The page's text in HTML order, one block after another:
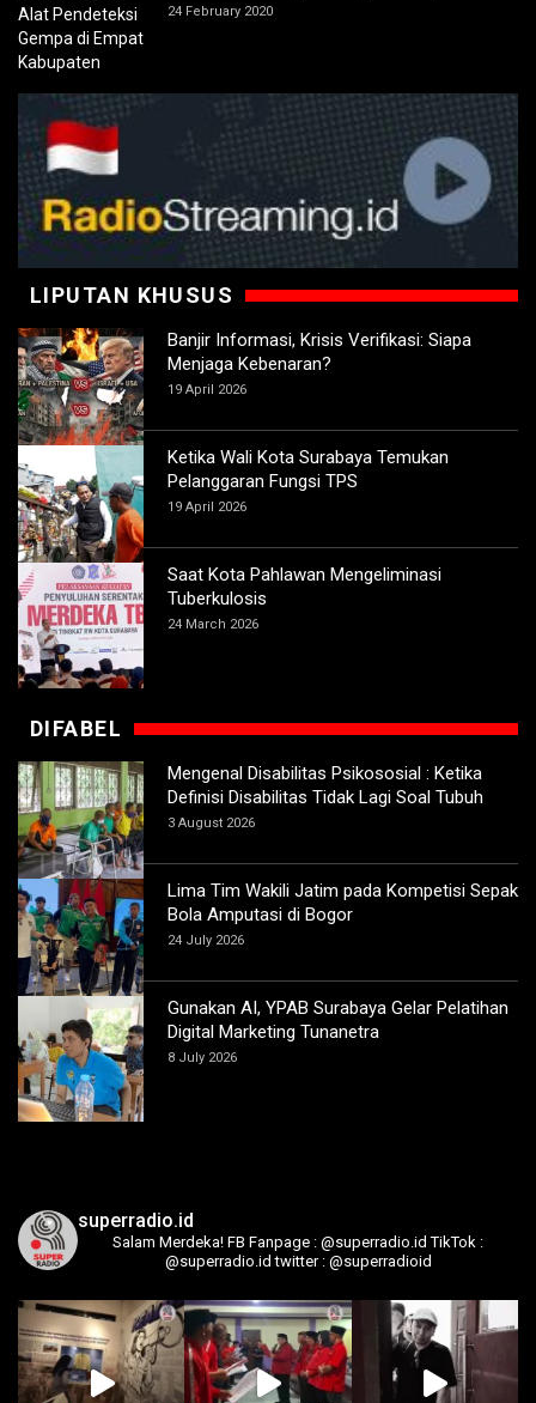
24 February 2020
LIPUTAN KHUSUS
Banjir Informasi, Krisis Verifikasi: Siapa
Menjaga Kebenaran?
19 April 2026
Ketika Wali Kota Surabaya Temukan
Pelanggaran Fungsi TPS
19 April 2026
Saat Kota Pahlawan Mengeliminasi
Tuberkulosis
24 March 2026
DIFABEL
Mengenal Disabilitas Psikososial : Ketika
Definisi Disabilitas Tidak Lagi Soal Tubuh
3 August 2026
Lima Tim Wakili Jatim pada Kompetisi Sepak
Bola Amputasi di Bogor
24 July 2026
Gunakan AI, YPAB Surabaya Gelar Pelatihan
Digital Marketing Tunanetra
8 July 2026
superradio.id
Salam Merdeka! FB Fanpage : @superradio.id TikTok :
@superradio.id twitter : @superradioid